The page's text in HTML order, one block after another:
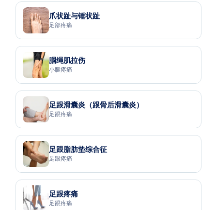
爪状趾与锤状趾
足部疼痛
腘绳肌拉伤
小腿疼痛
足跟滑囊炎（跟骨后滑囊炎）
足跟疼痛
足跟脂肪垫综合征
足跟疼痛
足跟疼痛
足跟疼痛